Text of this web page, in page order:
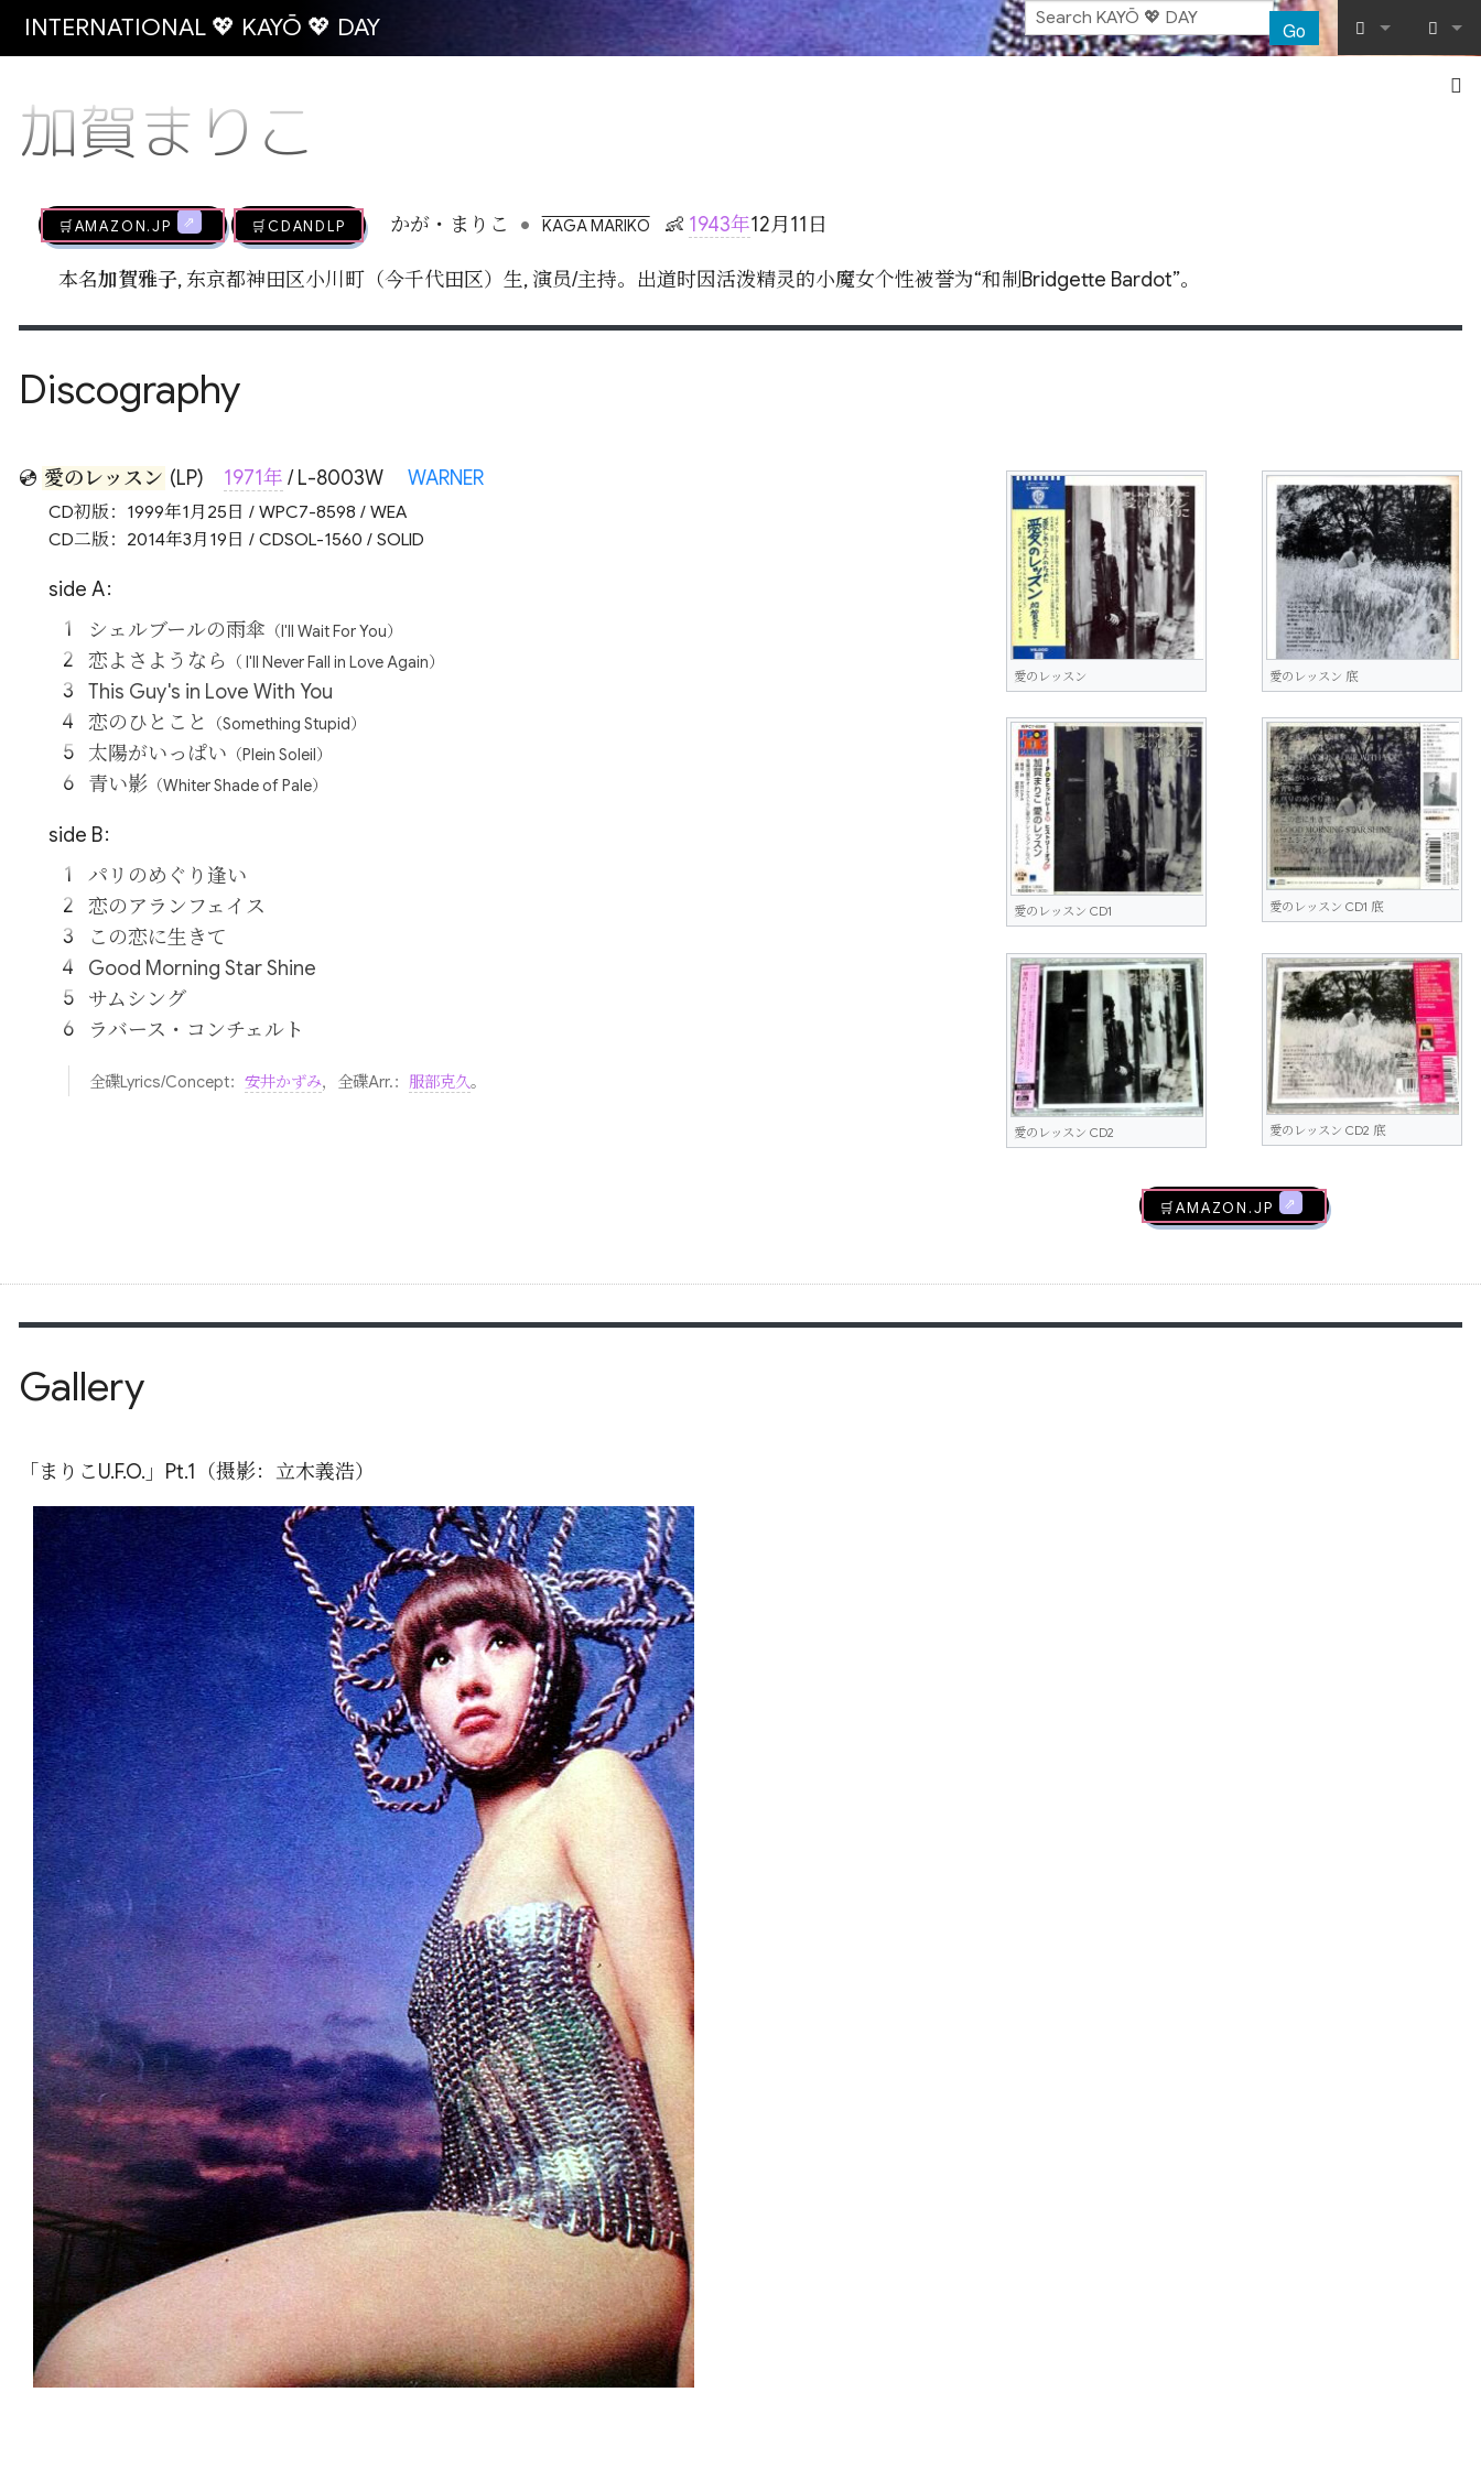
INTERNATIONAL 💖 KAYŌ 💖 DAY Go
What links
Help
Log in
加賀まりこ
🛒AMAZON.jp 🛒CDandLP かが・まりこ • KAGA MARIKO 👶 1943年12月11日
本名加賀雅子, 东京都神田区小川町（今千代田区）生, 演员/主持。出道时因活泼精灵的小魔女个性被誉为“和制Bridgette Bardot”。
Discography
💿 愛のレッスン (LP) 1971年 / L-8003W WARNER
CD初版：1999年1月25日 / WPC7-8598 / WEA
CD二版：2014年3月19日 / CDSOL-1560 / SOLID
side A：
シェルブールの雨傘 （I'll Wait For You）
恋よさようなら （ I'll Never Fall in Love Again）
This Guy's in Love With You
恋のひとこと
（Something Stupid）
太陽がいっぱい （Plein Soleil）
青い影（Whiter Shade of Pale）
side B：
パリのめぐり逢い
恋のアランフェイス
この恋に生きて
Good Morning Star Shine
サムシング
ラバース・コンチェルト
全碟Lyrics/Concept： 安井かずみ，全碟Arr.： 服部克久。
愛のレッスン 愛のレッスン 底
愛のレッスン CD1 愛のレッスン CD1 底
愛のレッスン CD2 愛のレッスン CD2 底
🛒AMAZON.jp
Gallery
「まりこU.F.O.」Pt.1（摄影：立木義浩）